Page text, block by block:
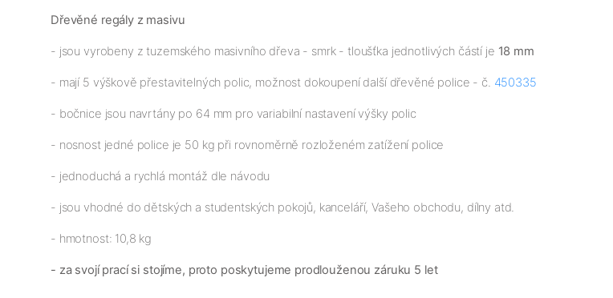
Dřevěné regály z masivu
- jsou vyrobeny z tuzemského masivního dřeva - smrk - tloušťka jednotlivých částí je 18 mm
- mají 5 výškově přestavitelných polic, možnost dokoupení další dřevěné police - č. 450335
- bočnice jsou navrtány po 64 mm pro variabilní nastavení výšky polic
- nosnost jedné police je 50 kg při rovnoměrně rozloženém zatížení police
- jednoduchá a rychlá montáž dle návodu
- jsou vhodné do dětských a studentských pokojů, kanceláří, Vašeho obchodu, dílny atd.
- hmotnost: 10,8 kg
- za svojí prací si stojíme, proto poskytujeme prodlouženou záruku 5 let